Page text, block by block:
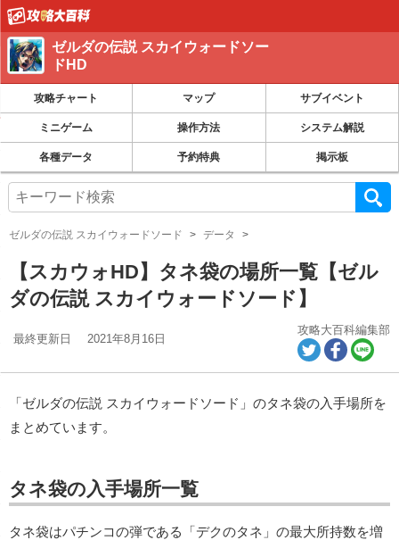
ゼルダの伝説 スカイウォードソー
ドHD
攻略チャート マップ サブイベント
ミニゲーム 操作方法 システム解説
各種データ 予約特典 掲示板
ゼルダの伝説 スカイウォードソード データ
【スカウォHD】タネ袋の場所一覧【ゼル
ダの伝説 スカイウォードソード】
最終更新日 2021年8月16日
攻略大百科編集部
「ゼルダの伝説 スカイウォードソード」のタネ袋の入手場所を
まとめています。
タネ袋の入手場所一覧
タネ袋はパチンコの弾である「デクのタネ」の最大所持数を増